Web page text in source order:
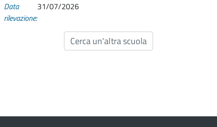
Data
rilevazione:
31/07/2026
Cerca un'altra scuola